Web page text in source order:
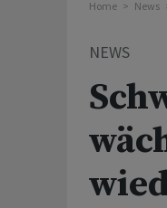
Home News
NEWS